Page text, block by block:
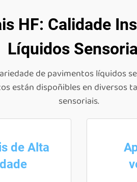
HF: Calidade
Líquidos
de pavimentos líquidos
están dispoñibles en diversos
sensoriais.
de Alta